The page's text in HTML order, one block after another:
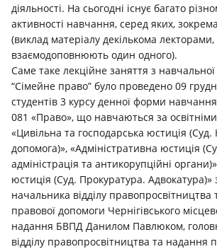
дiяльностi. На сьогоднi icнує багато
активностi навчання, серед яких,
(виклад матерiалу декiлькома лекторами,
взаємодоповнюють один одного).
Саме таке лекцiйне заняття з
“Сiмейне право” було проведено 09
студентів 3 курсу денної форми навчання
081 «Право», що навчаються за
«Цивільна та господарська юстиція
допомога)», «Адміністративна юстиція
адміністрація та антикорупційні
юстиція (Суд. Прокуратура. Адвокатура)»
начальника вiддiлу правопросвiтництва
правової допомоги Чернiгiвського
надання БВПД Данилом Павлюком,
вiддiлу правопросвiтництва та надання